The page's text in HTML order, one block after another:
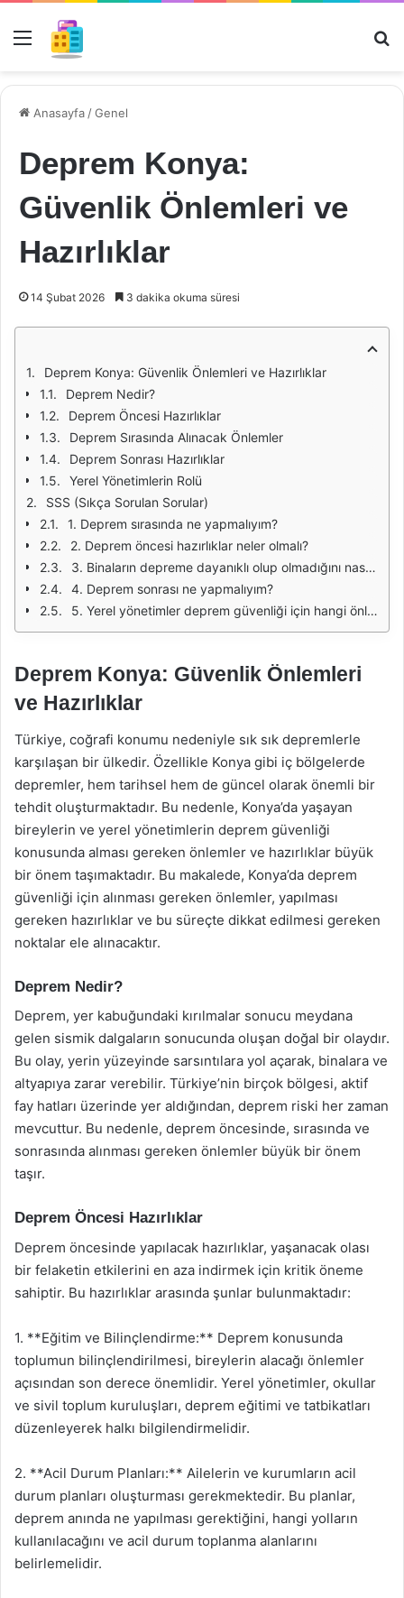
Menü
Anasayfa /Genel
Deprem Konya:
Güvenlik Önlemleri ve
Hazırlıklar
14 Şubat 2026 3 dakika okuma süresi
Deprem Konya: Güvenlik Önlemleri ve Hazırlıklar
Deprem Nedir?
Deprem Öncesi Hazırlıklar
Deprem Sırasında Alınacak Önlemler
Deprem Sonrası Hazırlıklar
Yerel Yönetimlerin Rolü
SSS (Sıkça Sorulan Sorular)
1. Deprem sırasında ne yapmalıyım?
2. Deprem öncesi hazırlıklar neler olmalı?
3. Binaların depreme dayanıklı olup olmadığını nasıl anlayabilirim?
4. Deprem sonrası ne yapmalıyım?
5. Yerel yönetimler deprem güvenliği için hangi önlemleri alıyor?
Deprem Konya: Güvenlik Önlemleri
ve Hazırlıklar
Türkiye, coğrafi konumu nedeniyle sık sık depremlerle
karşılaşan bir ülkedir. Özellikle Konya gibi iç bölgelerde
depremler, hem tarihsel hem de güncel olarak önemli bir
tehdit oluşturmaktadır. Bu nedenle, Konya’da yaşayan
bireylerin ve yerel yönetimlerin deprem güvenliği
konusunda alması gereken önlemler ve hazırlıklar büyük
bir önem taşımaktadır. Bu makalede, Konya’da deprem
güvenliği için alınması gereken önlemler, yapılması
gereken hazırlıklar ve bu süreçte dikkat edilmesi gereken
noktalar ele alınacaktır.
Deprem Nedir?
Deprem, yer kabuğundaki kırılmalar sonucu meydana
gelen sismik dalgaların sonucunda oluşan doğal bir olaydır.
Bu olay, yerin yüzeyinde sarsıntılara yol açarak, binalara ve
altyapıya zarar verebilir. Türkiye’nin birçok bölgesi, aktif
fay hatları üzerinde yer aldığından, deprem riski her zaman
mevcuttur. Bu nedenle, deprem öncesinde, sırasında ve
sonrasında alınması gereken önlemler büyük bir önem
taşır.
Deprem Öncesi Hazırlıklar
Deprem öncesinde yapılacak hazırlıklar, yaşanacak olası
bir felaketin etkilerini en aza indirmek için kritik öneme
sahiptir. Bu hazırlıklar arasında şunlar bulunmaktadır:
1. **Eğitim ve Bilinçlendirme:** Deprem konusunda
toplumun bilinçlendirilmesi, bireylerin alacağı önlemler
açısından son derece önemlidir. Yerel yönetimler, okullar
ve sivil toplum kuruluşları, deprem eğitimi ve tatbikatları
düzenleyerek halkı bilgilendirmelidir.
2. **Acil Durum Planları:** Ailelerin ve kurumların acil
durum planları oluşturması gerekmektedir. Bu planlar,
deprem anında ne yapılması gerektiğini, hangi yolların
kullanılacağını ve acil durum toplanma alanlarını
belirlemelidir.